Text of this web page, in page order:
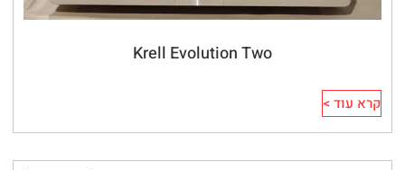
Krell Evolution Two
קרא עוד >